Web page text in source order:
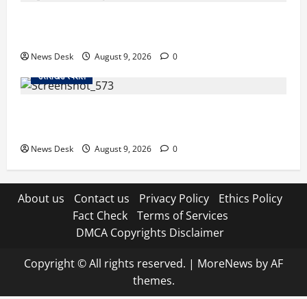
News Desk August 9, 2026
0
उत्तराखंड स्पेशल
News Desk August 9, 2026 0
About us Contact us Privacy Policy
Ethics Policy
Fact Check
Terms of Services
DMCA Copyrights Disclaimer
Copyright © All rights reserved. | MoreNews by AF
themes.